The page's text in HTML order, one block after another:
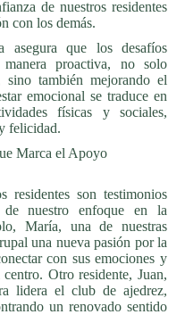
de nuestros residentes
con los demás.
asegura que los desafíos
manera proactiva, no solo
también mejorando el
emocional se traduce en
físicas y sociales,
felicidad.
Marca el Apoyo
residentes son testimonios
nuestro enfoque en la
María, una de nuestras
una nueva pasión por la
con sus emociones y
Otro residente, Juan,
lidera el club de ajedrez,
un renovado sentido